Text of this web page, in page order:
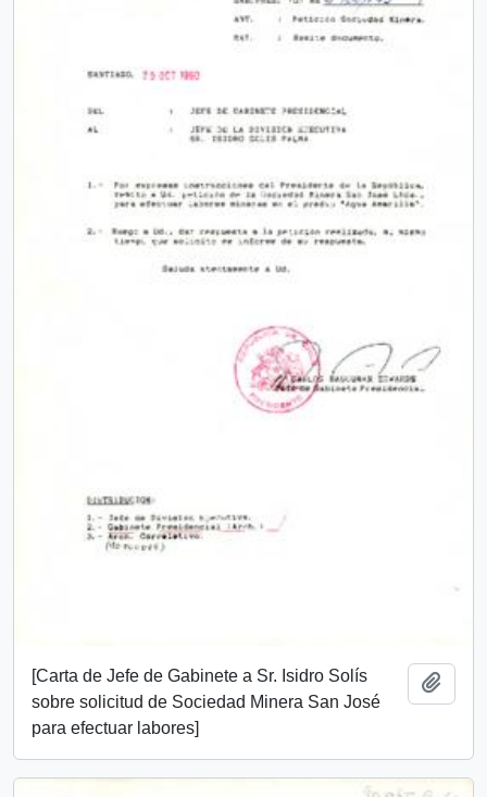
[Carta de Jefe de Gabinete a Sr. Isidro Solís
sobre solicitud de Sociedad Minera San José
para efectuar labores]